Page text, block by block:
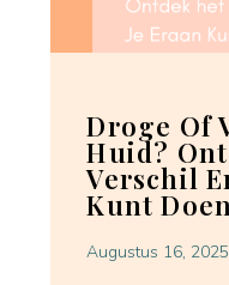
Droge Of
Huid?
Verschil
Kunt Doen
Augustus 16, 2025